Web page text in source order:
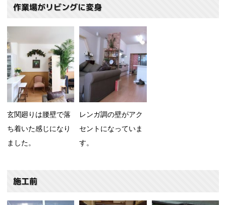
作業場がリビングに変身
玄関廻りは腰壁で落
ち着いた感じになり
ました。
レンガ調の壁がアク
セントになっていま
す。
施工前